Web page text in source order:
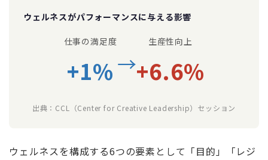
ウェルネスがパフォーマンスに与える影響
仕事の満足度
+1%→
生産性向上
+6.6%
出典：CCL（Center for Creative Leadership）セッション
ウェルネスを構成する6つの要素として「目的」「レジ